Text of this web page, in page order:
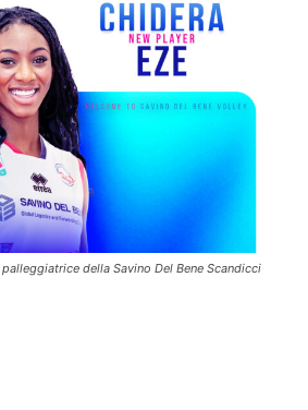
della Savino Del Bene Scandicci